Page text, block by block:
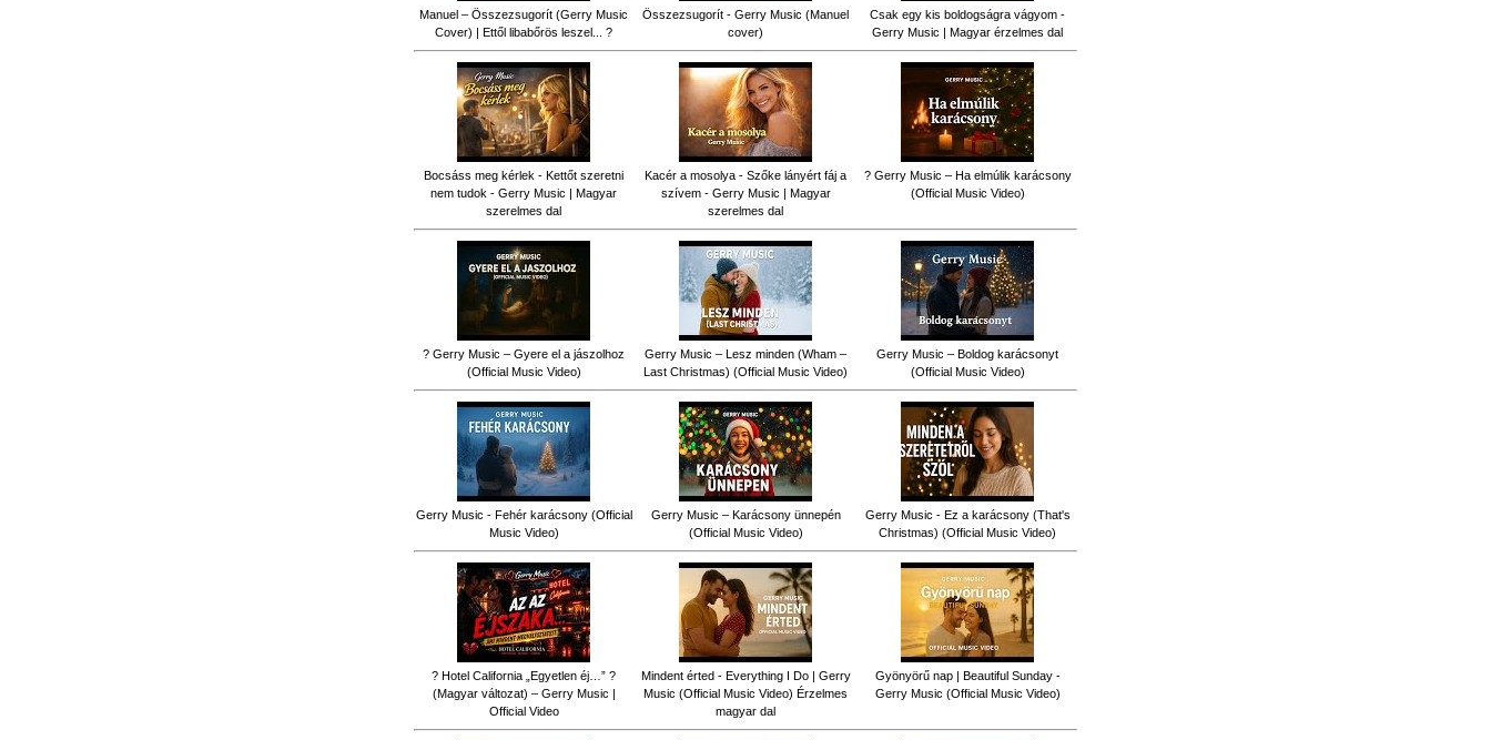
Manuel – Összezsugorít (Gerry Music
Cover) | Ettől libabőrös leszel... ?
Összezsugorít - Gerry Music (Manuel
cover)
Csak egy kis boldogságra vágyom -
Gerry Music | Magyar érzelmes dal
Bocsáss meg kérlek - Kettőt szeretni
nem tudok - Gerry Music | Magyar
szerelmes dal
Kacér a mosolya - Szőke lányért fáj a
szívem - Gerry Music | Magyar
szerelmes dal
? Gerry Music – Ha elmúlik karácsony
(Official Music Video)
? Gerry Music – Gyere el a jászolhoz
(Official Music Video)
Gerry Music – Lesz minden (Wham –
Last Christmas) (Official Music Video)
Gerry Music – Boldog karácsonyt
(Official Music Video)
Gerry Music - Fehér karácsony (Official
Music Video)
Gerry Music – Karácsony ünnepén
(Official Music Video)
Gerry Music - Ez a karácsony (That's
Christmas) (Official Music Video)
? Hotel California „Egyetlen éj…” ?
(Magyar változat) – Gerry Music |
Official Video
Mindent érted - Everything I Do | Gerry
Music (Official Music Video) Érzelmes
magyar dal
Gyönyörű nap | Beautiful Sunday -
Gerry Music (Official Music Video)